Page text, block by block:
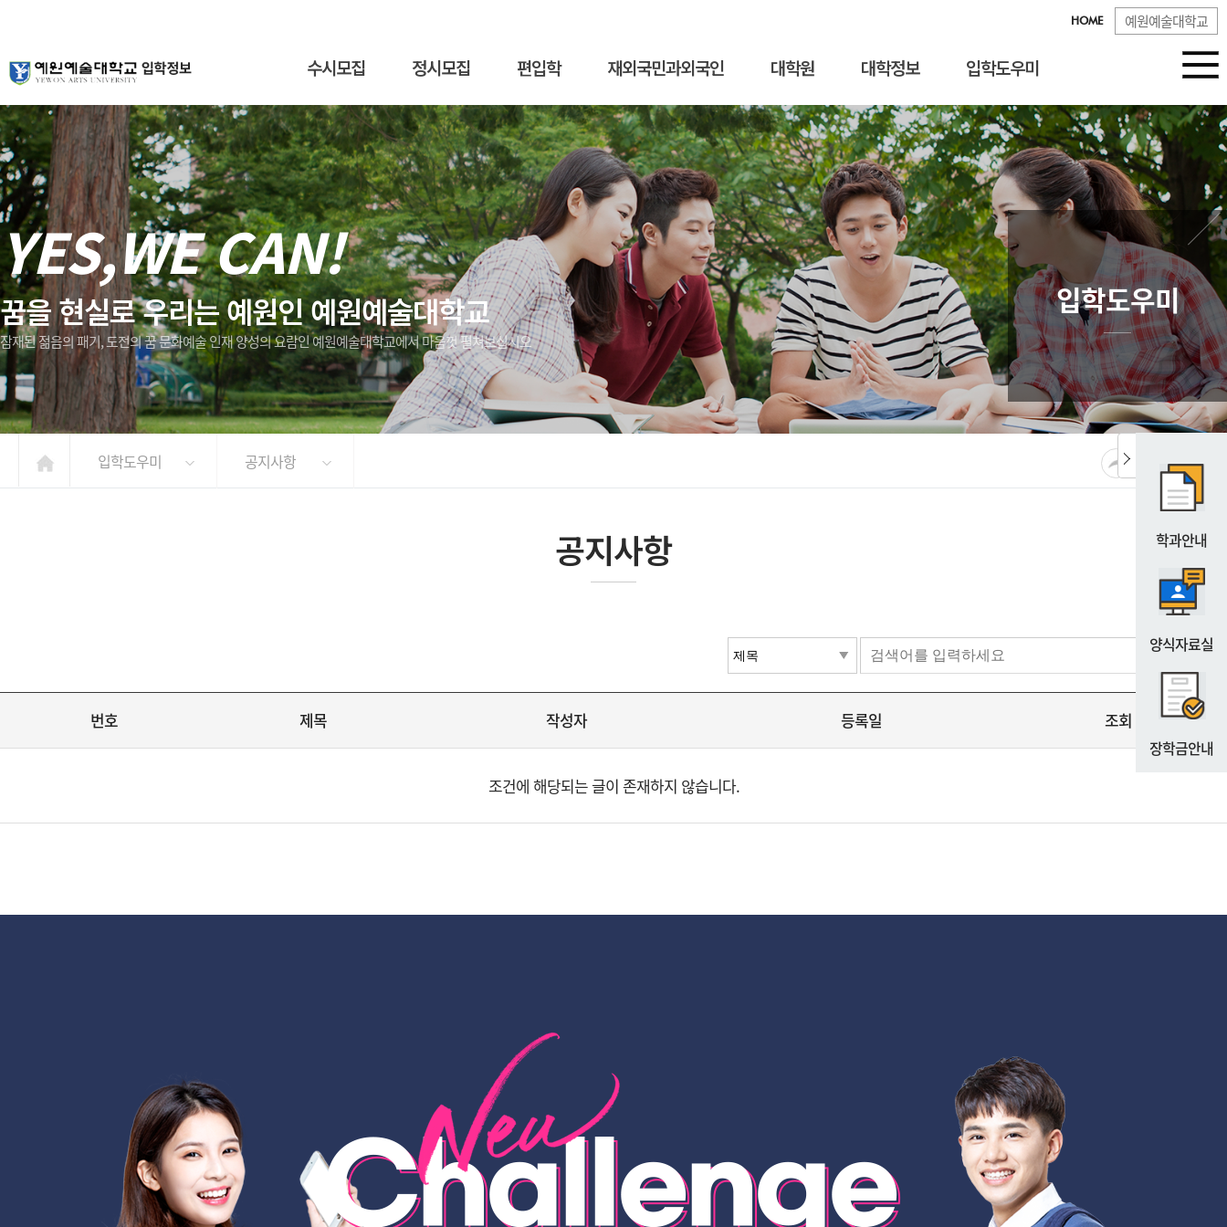
HOME 예원예술대학교
수시모집 정시모집 편입학 재외국민과외국인 대학원 대학정보 입학도우미
학과안내
양식자료실
장학금안내
YES,WE CAN!
꿈을 현실로 우리는 예원인 예원예술대학교
잠재된 젊음의 패기, 도전의 꿈 문화예술 인재 양성의 요람인 예원예술대학교에서 마음껏 펼쳐보십시오
입학도우미
입학도우미 공지사항
공지사항
번호 제목 작성자 등록일 조회
조건에 해당되는 글이 존재하지 않습니다.